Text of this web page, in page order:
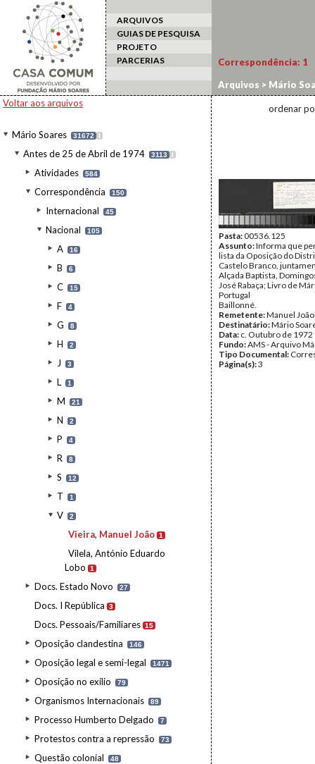
ARQUIVOS
GUIAS DE PESQUISA
PROJETO
PARCERIAS
Voltar aos arquivos
Mário Soares 31672 I
Antes de 25 de Abril de 1974 3113 I
Atividades 584
Correspondência 150
Internacional 45
Nacional 105
A 16
B 6
C 15
F 4
G 8
H 2
J 3
L 1
M 21
N 2
P 4
R 8
S 12
T 1
V 2
Vieira, Manuel João 1
Vilela, António Eduardo
Lobo
1
Docs. Estado Novo 27
Docs. I República 3
Docs. Pessoais/Familiares 15
Oposição clandestina 146
Oposição legal e semi-legal 1471
Oposição no exílio 79
Organismos Internacionais 89
Processo Humberto Delgado 7
Protestos contra a repressão 73
Questão colonial 48
Correspondência: 1
Arquivos > Mário
João
ordenar
Pasta:00536.125
Assunto:Informa que
lista da Oposição do
Castelo Branco,
Alçada Baptista,
José Rabaça; Livro de
Portugal
Baillonné.
Remetente:Manuel
Destinatário:Mário
Data: c. Outubro de 1972
Fundo:AMS - Arquivo
Tipo Documental:
Página(s):3